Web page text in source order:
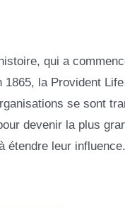
qui a
la Provident
se sont
devenir la plus
étendre leur influence.